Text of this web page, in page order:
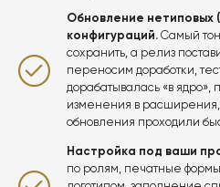
Обновление нетиповых
конфигураций. Самый
сохранить, а релиз
переносим доработки,
дорабатывалась «в
изменения в
обновления проходили
Настройка под ваши
по ролям, печатные